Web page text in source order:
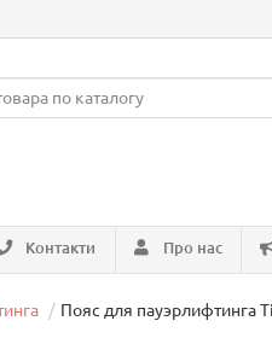
Контакти Про нас
Пояс для пауэрлифтинга